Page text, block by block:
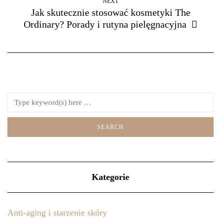
Jak skutecznie stosować kosmetyki The
Ordinary? Porady i rutyna pielęgnacyjna
Kategorie
Anti-aging i starzenie skóry